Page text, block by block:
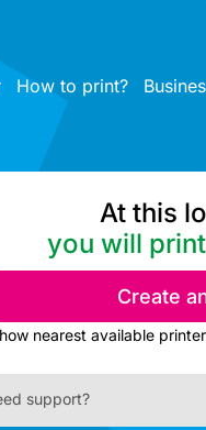
How to print?
At this
you will print
Create
support?